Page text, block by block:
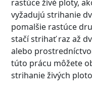
rastúce živé ploty,
vyžadujú strihanie
pomalšie rastúce
stačí strihať raz až
alebo
túto prácu môžete
strihanie živých